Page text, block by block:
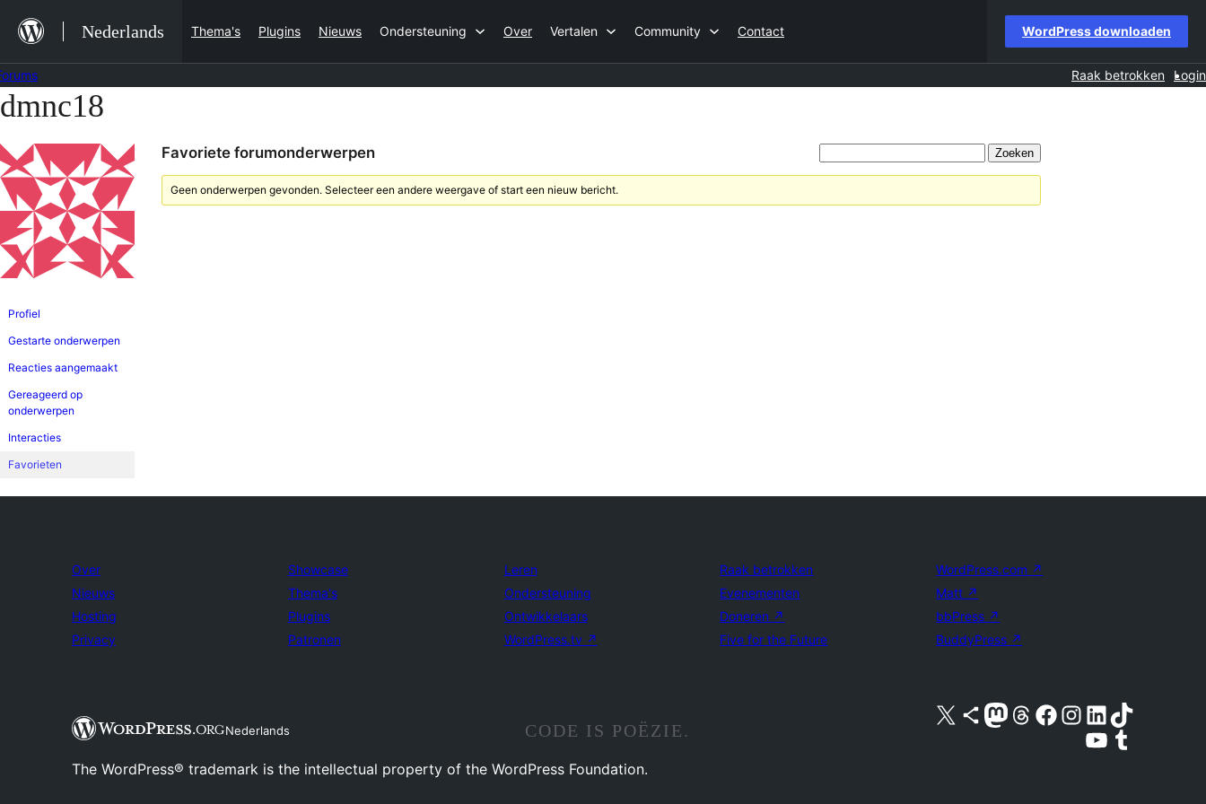
naar
de
inhoud
Nederlands Thema's Plugins Nieuws Ondersteuning Over Vertalen Community Contact WordPress downloaden
Raak betrokken Login
Ga
de
inhoud
dmnc18
Profiel
Gestarte onderwerpen
Reacties aangemaakt
Gereageerd op
onderwerpen
Interacties
Favorieten
Favoriete forumonderwerpen
Geen onderwerpen gevonden. Selecteer een andere weergave of start een nieuw bericht.
Over
Nieuws
Hosting
Privacy
Showcase
Thema's
Plugins
Patronen
Leren
Ondersteuning
Ontwikkelaars
WordPress.tv ↗
Raak betrokken
Evenementen
Doneren ↗
Five for the Future
WordPress.com ↗
Matt ↗
bbPress ↗
BuddyPress ↗
Nederlands
Bezoek ons X (voorheen Twitter) account
Bezoek ons Bluesky account
Bezoek ons Mastodon account
Bezoek ons Threads account
Onze Facebook pagina bezoeken
Bezoek ons Instagram account
Bezoek ons LinkedIn account
Bezoek ons TikTok account
Bezoek ons YouTube kanaalBezoek ons Tumblr account
CODE IS POËZIE.
The WordPress® trademark is the intellectual property of the WordPress Foundation.